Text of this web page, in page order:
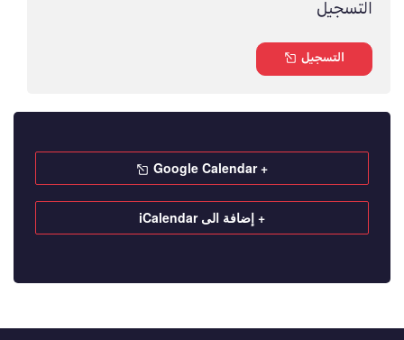
التسجيل
التسجيل
+ Google Calendar
+ إضافة الى iCalendar